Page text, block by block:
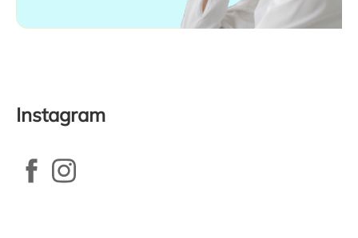
Instagram